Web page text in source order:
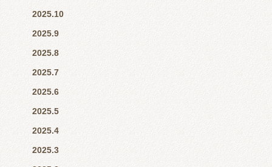
2025.10
2025.9
2025.8
2025.7
2025.6
2025.5
2025.4
2025.3